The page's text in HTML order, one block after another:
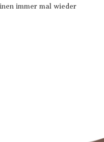
immer mal wieder